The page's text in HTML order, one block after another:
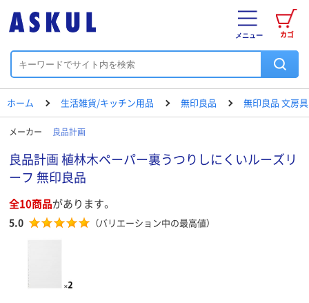
カゴ
メニュー
ホーム 生活雑貨/キッチン用品 無印良品 無印良品 文房具
メーカー 良品計画
良品計画 植林木ペーパー裏うつりしにくいルーズリ
ーフ 無印良品
全10商品があります。
5.0 （バリエーション中の最高値）